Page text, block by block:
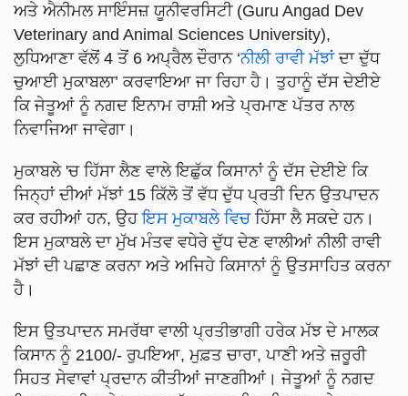
ਅਤੇ ਐਨੀਮਲ ਸਾਇੰਸਜ਼ ਯੂਨੀਵਰਸਿਟੀ (Guru Angad Dev
Veterinary and Animal Sciences University),
ਲੁਧਿਆਣਾ ਵੱਲੋਂ 4 ਤੋਂ 6 ਅਪ੍ਰੈਲ ਦੌਰਾਨ ‘ਨੀਲੀ ਰਾਵੀ ਮੱਝਾਂਦਾ ਦੁੱਧ
ਚੁਆਈ ਮੁਕਾਬਲਾ’ ਕਰਵਾਇਆ ਜਾ ਰਿਹਾ ਹੈ। ਤੁਹਾਨੂੰ ਦੱਸ ਦੇਈਏ
ਕਿ ਜੇਤੂਆਂ ਨੂੰ ਨਗਦ ਇਨਾਮ ਰਾਸ਼ੀ ਅਤੇ ਪ੍ਰਮਾਣ ਪੱਤਰ ਨਾਲ
ਨਿਵਾਜਿਆ ਜਾਵੇਗਾ।
ਮੁਕਾਬਲੇ 'ਚ ਹਿੱਸਾ ਲੈਣ ਵਾਲੇ ਇਛੁੱਕ ਕਿਸਾਨਾਂ ਨੂੰ ਦੱਸ ਦੇਈਏ ਕਿ
ਜਿਨ੍ਹਾਂ ਦੀਆਂ ਮੱਝਾਂ 15 ਕਿੱਲੋ ਤੋਂ ਵੱਧ ਦੁੱਧ ਪ੍ਰਤੀ ਦਿਨ ਉਤਪਾਦਨ
ਕਰ ਰਹੀਆਂ ਹਨ, ਉਹਇਸ ਮੁਕਾਬਲੇ ਵਿਚਹਿੱਸਾ ਲੈ ਸਕਦੇ ਹਨ।
ਇਸ ਮੁਕਾਬਲੇ ਦਾ ਮੁੱਖ ਮੰਤਵ ਵਧੇਰੇ ਦੁੱਧ ਦੇਣ ਵਾਲੀਆਂ ਨੀਲੀ ਰਾਵੀ
ਮੱਝਾਂ ਦੀ ਪਛਾਣ ਕਰਨਾ ਅਤੇ ਅਜਿਹੇ ਕਿਸਾਨਾਂ ਨੂੰ ਉਤਸਾਹਿਤ ਕਰਨਾ
ਹੈ।
ਇਸ ਉਤਪਾਦਨ ਸਮਰੱਥਾ ਵਾਲੀ ਪ੍ਰਤੀਭਾਗੀ ਹਰੇਕ ਮੱਝ ਦੇ ਮਾਲਕ
ਕਿਸਾਨ ਨੂੰ 2100/- ਰੁਪਇਆ, ਮੁਫ਼ਤ ਚਾਰਾ, ਪਾਣੀ ਅਤੇ ਜ਼ਰੂਰੀ
ਸਿਹਤ ਸੇਵਾਵਾਂ ਪ੍ਰਦਾਨ ਕੀਤੀਆਂ ਜਾਣਗੀਆਂ। ਜੇਤੂਆਂ ਨੂੰ ਨਗਦ